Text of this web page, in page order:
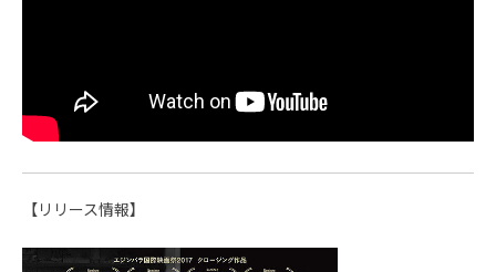
【リリース情報】